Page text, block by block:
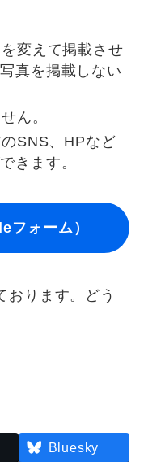
変えて掲載させ
真を掲載しない
ん。
SNS、HPなど
きます。
フォーム）
おります。どう
Bluesky